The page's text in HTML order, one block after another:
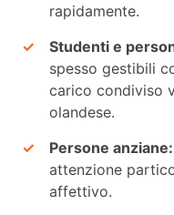
rapidamente.
Studenti e
spesso gestibili
carico condiviso
olandese.
Persone anziane:
attenzione
affettivo.